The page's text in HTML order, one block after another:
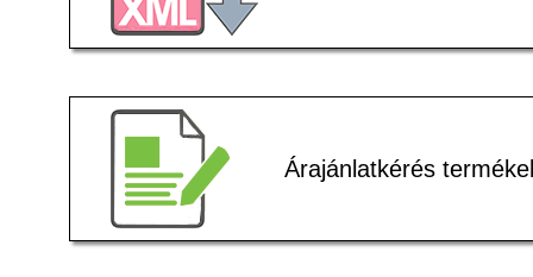
Árajánlatkérés